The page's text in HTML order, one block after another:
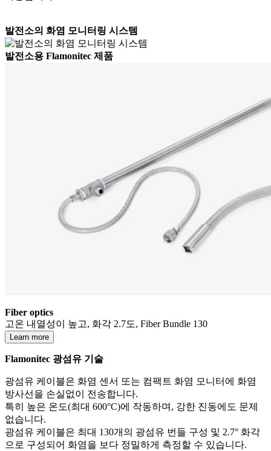
발전소의 화염 모니터링 시스템
발전소용 Flamonitec 제품
Fiber optics
고온 내열성이 높고, 화각 2.7도, Fiber Bundle 130
Learn more
Flamonitec 광섬유 기술
광섬유 케이블은 화염 센서 또는 컴팩트 화염 모니터에 화염
방사선을 손실없이 전송합니다.
특히 높은 온도(최대 600°C)에 작동하며, 강한 진동에도 문제
없습니다.
광섬유 케이블은 최대 130개의 광섬유 번들 구성 및 2.7° 화각
으로 구성되어 화염을 보다 정밀하게 측정할 수 있습니다.